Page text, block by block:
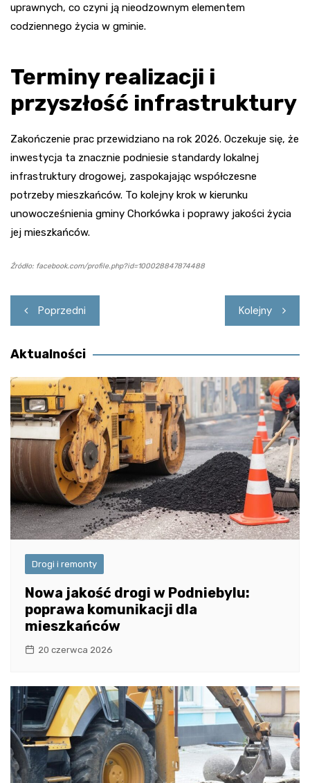
uprawnych, co czyni ją nieodzownym elementem
codziennego życia w gminie.
Terminy realizacji i
przyszłość infrastruktury
Zakończenie prac przewidziano na rok 2026. Oczekuje się, że
inwestycja ta znacznie podniesie standardy lokalnej
infrastruktury drogowej, zaspokajając współczesne
potrzeby mieszkańców. To kolejny krok w kierunku
unowocześnienia gminy Chorkówka i poprawy jakości życia
jej mieszkańców.
Źródło: facebook.com/profile.php?id=100028847874488
Nawigacja
wpisu
Poprzedni Kolejny
Aktualności
Drogi i remonty
Nowa jakość drogi w Podniebylu:
poprawa komunikacji dla
mieszkańców
20 czerwca 2026